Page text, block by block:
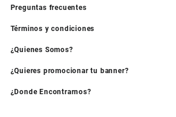
Preguntas frecuentes
Términos y condiciones
¿Quienes Somos?
¿Quieres promocionar tu banner?
¿Donde Encontrarnos?